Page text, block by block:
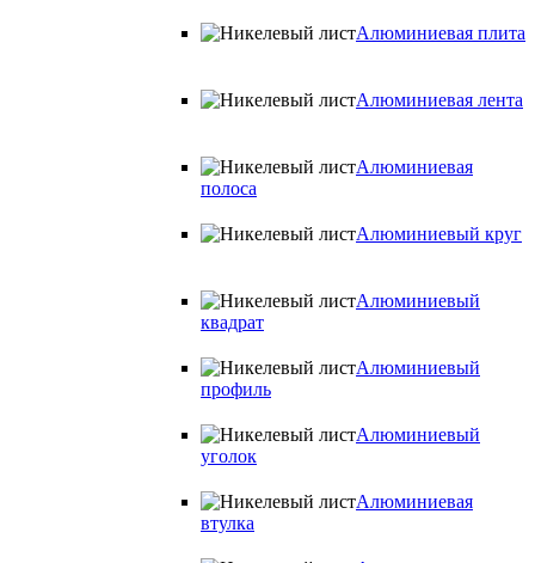
Алюминиевая плита
Алюминиевая лента
Алюминиевая
полоса
Алюминиевый круг
Алюминиевый
квадрат
Алюминиевый
профиль
Алюминиевый
уголок
Алюминиевая
втулка